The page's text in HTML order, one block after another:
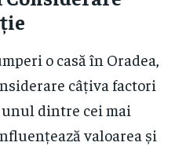
o casă în Oradea,
câțiva factori
dintre cei mai
valoarea și